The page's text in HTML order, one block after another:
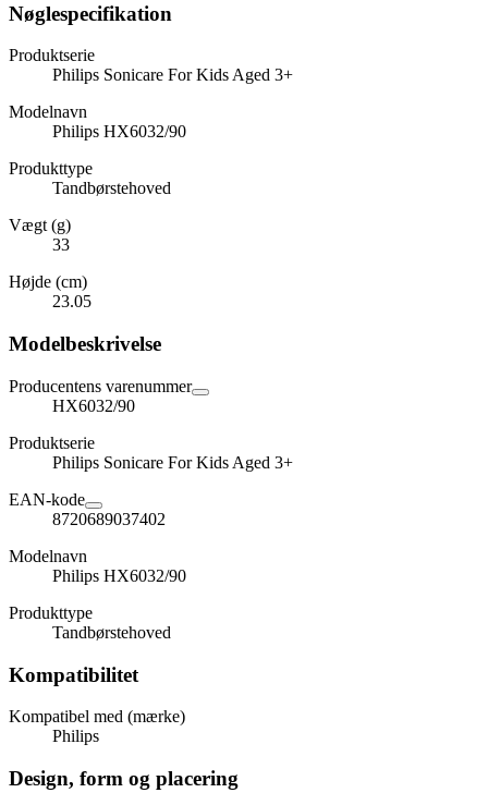
Nøglespecifikation
Produktserie
Philips Sonicare For Kids Aged 3+
Modelnavn
Philips HX6032/90
Produkttype
Tandbørstehoved
Vægt (g)
33
Højde (cm)
23.05
Modelbeskrivelse
Producentens varenummer
HX6032/90
Produktserie
Philips Sonicare For Kids Aged 3+
EAN-kode
8720689037402
Modelnavn
Philips HX6032/90
Produkttype
Tandbørstehoved
Kompatibilitet
Kompatibel med (mærke)
Philips
Design, form og placering